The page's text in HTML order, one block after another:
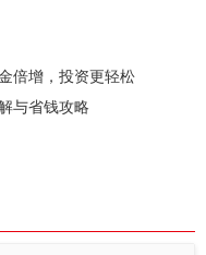
倍增，投资更轻松
与省钱攻略